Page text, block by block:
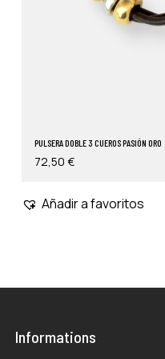
PULSERA DOBLE 3 CUEROS PASIÓN ORO
72,50 €
Añadir a favoritos
Informations